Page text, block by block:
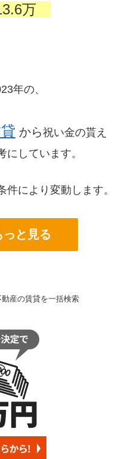
万
年の、
から祝い金の貰え
にしています。
により変動します。
っと見る
産の賃貸を一括検索